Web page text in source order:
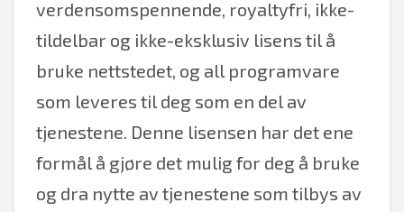
verdensomspennende, royaltyfri, ikke-
tildelbar og ikke-eksklusiv lisens til å
bruke nettstedet, og all programvare
som leveres til deg som en del av
tjenestene. Denne lisensen har det ene
formål å gjøre det mulig for deg å bruke
og dra nytte av tjenestene som tilbys av